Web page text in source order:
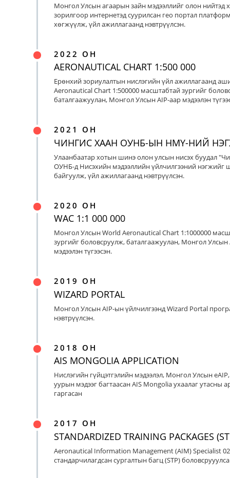
Монгол Улсын агаарын зайн мэдээллийг олон нийтэд
зорилгоор интернетэд суурилсан гео портал
хөгжүүлж, үйл ажиллагаанд нэвтрүүлсэн.
2022 ОН
AERONAUTICAL CHART 1:500 000
Ерөнхий зориулалтын нислэгийн үйл ажиллагаанд
Aeronautical Chart 1:500000 масштабтай зургийг
баталгаажуулан, Монгол Улсын AIP-аар мэдээлэн
2021 ОН
ЧИНГИС ХААН ОУНБ-ЫН НМҮ-НИЙ
Улаанбаатар хотын шинэ олон улсын нисэх буудал
ОУНБ-д Нисэхийн мэдээллийн үйлчилгээний нэгжийг
байгуулж, үйл ажиллагаанд нэвтрүүлсэн.
2020 ОН
WAC 1:1 000 000
Монгол Улсын World Aeronautical Chart 1:1000000
зургийг боловсруулж, баталгаажуулан, Монгол Улсын
мэдээлэн түгээсэн.
2019 ОН
WIZARD PORTAL
Монгол Улсын AIP-ын үйлчилгээнд Wizard Portal
нэвтрүүлсэн.
2018 ОН
AIS MONGOLIA APPLICATION
Нислэгийн гүйцэтгэлийн мэдээлэл, Монгол Улсын
уурын мэдээг багтаасан AIS Mongolia ухаалаг утасны
гаргасан
2017 ОН
STANDARDIZED TRAINING PACKAGES
Aeronautical Information Management (AIM) Specialist
стандарчилагдсан сургалтын багц (STP)